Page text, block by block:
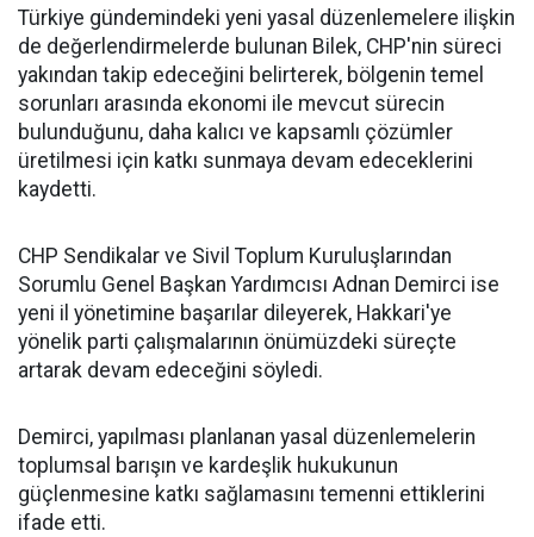
Türkiye gündemindeki yeni yasal düzenlemelere ilişkin
de değerlendirmelerde bulunan Bilek, CHP'nin süreci
yakından takip edeceğini belirterek, bölgenin temel
sorunları arasında ekonomi ile mevcut sürecin
bulunduğunu, daha kalıcı ve kapsamlı çözümler
üretilmesi için katkı sunmaya devam edeceklerini
kaydetti.
CHP Sendikalar ve Sivil Toplum Kuruluşlarından
Sorumlu Genel Başkan Yardımcısı Adnan Demirci ise
yeni il yönetimine başarılar dileyerek, Hakkari'ye
yönelik parti çalışmalarının önümüzdeki süreçte
artarak devam edeceğini söyledi.
Demirci, yapılması planlanan yasal düzenlemelerin
toplumsal barışın ve kardeşlik hukukunun
güçlenmesine katkı sağlamasını temenni ettiklerini
ifade etti.